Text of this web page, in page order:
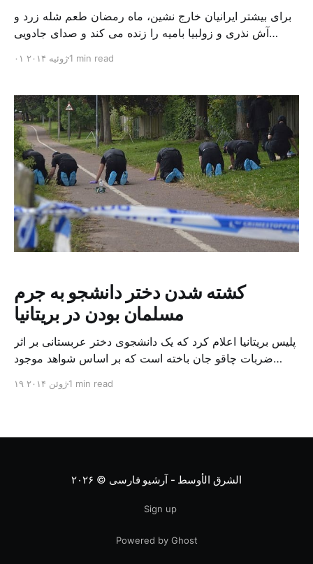
برای بیشتر ایرانیان خارج نشین، ماه رمضان طعم شله زرد و
آش نذری و زولبیا بامیه را زنده می کند و صدای جادویی
می داد؛ یاد رستوران ها و اغذیه فروشی های تعطیل قبل از
۰۱ ژوئیه ۲۰۱۴1 min read
کشته شدن دختر دانشجو به جرم
مسلمان بودن در بریتانیا
پلیس بریتانیا اعلام کرد که یک دانشجوی دختر عربستانی بر اثر
ضربات چاقو جان باخته است که بر اساس شواهد موجود
المانع، ۳۱ ساله و اهل عربستان سعودی که همواره چادر و
۱۹ ژوئن ۲۰۱۴1 min read
الشرق الأوسط - آرشیو فارسی © ۲۰۲۶
Sign up
Powered by Ghost